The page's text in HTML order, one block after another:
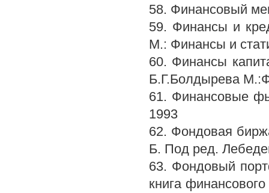
58. Финансовый
59. Финансы и
М.: Финансы и
60. Финансы
Б.Г.Болдырева
61. Финансовые
1993
62. Фондовая
Б. Под ред.
63. Фондовый
книга